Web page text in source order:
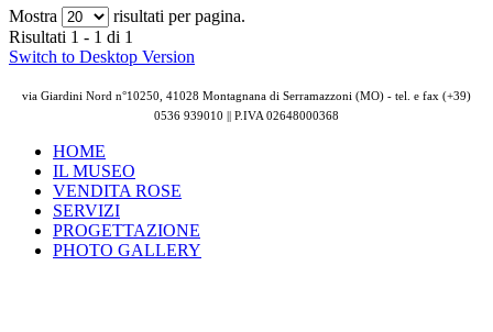
Mostra
risultati per pagina.
Risultati 1 - 1 di 1
Switch to Desktop Version
via Giardini Nord n°10250, 41028 Montagnana di Serramazzoni (MO) - tel. e fax (+39)
0536 939010 || P.IVA02648000368
HOME
IL MUSEO
VENDITA ROSE
SERVIZI
PROGETTAZIONE
PHOTO GALLERY